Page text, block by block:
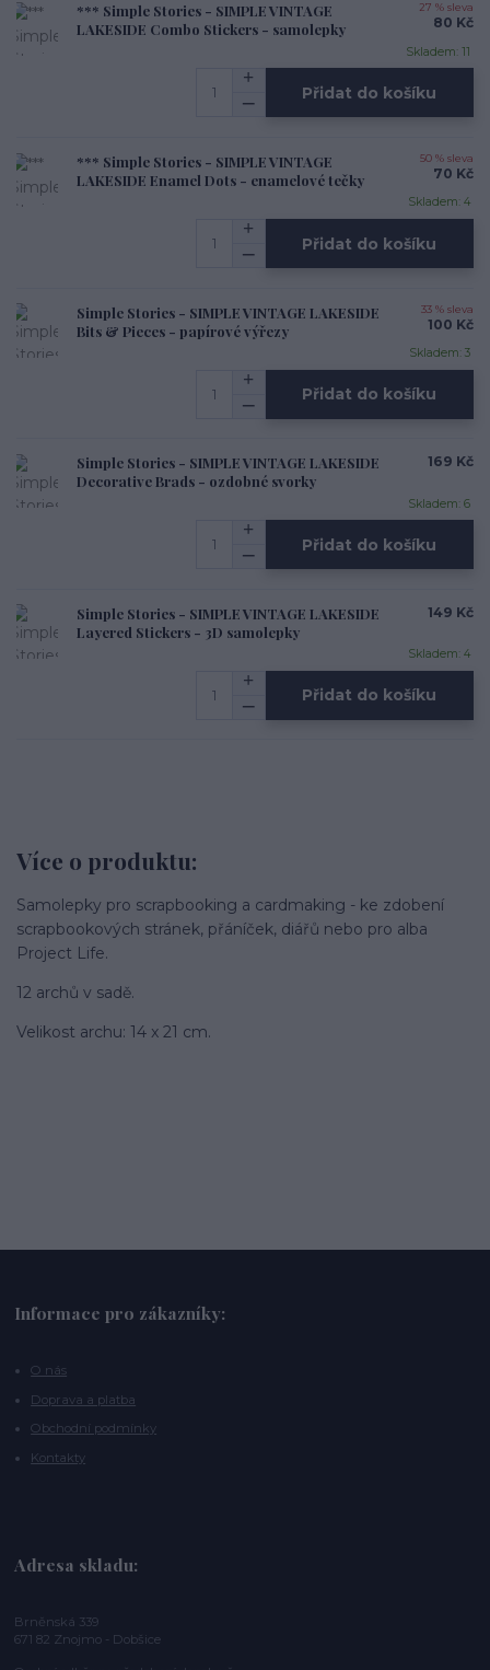
*** Simple Stories - SIMPLE VINTAGE
LAKESIDE Combo Stickers - samolepky
27 % sleva
80 Kč
Skladem: 11
Přidat do košíku
*** Simple Stories - SIMPLE VINTAGE
LAKESIDE Enamel Dots - enamelové tečky
50 % sleva
70 Kč
Skladem: 4
Přidat do košíku
Simple Stories - SIMPLE VINTAGE LAKESIDE
Bits & Pieces - papírové výřezy
33 % sleva
100 Kč
Skladem: 3
Přidat do košíku
Simple Stories - SIMPLE VINTAGE LAKESIDE
Decorative Brads - ozdobné svorky
169 Kč
Skladem: 6
Přidat do košíku
Simple Stories - SIMPLE VINTAGE LAKESIDE
Layered Stickers - 3D samolepky
149 Kč
Skladem: 4
Přidat do košíku
Více o produktu:
Samolepky pro scrapbooking a cardmaking - ke zdobení
scrapbookových stránek, přáníček, diářů nebo pro alba
Project Life.
12 archů v sadě.
Velikost archu: 14 x 21 cm.
Informace pro zákazníky:
O nás
Doprava a platba
Obchodní podmínky
Kontakty
Adresa skladu:
Brněnská 339
671 82 Znojmo - Dobšice